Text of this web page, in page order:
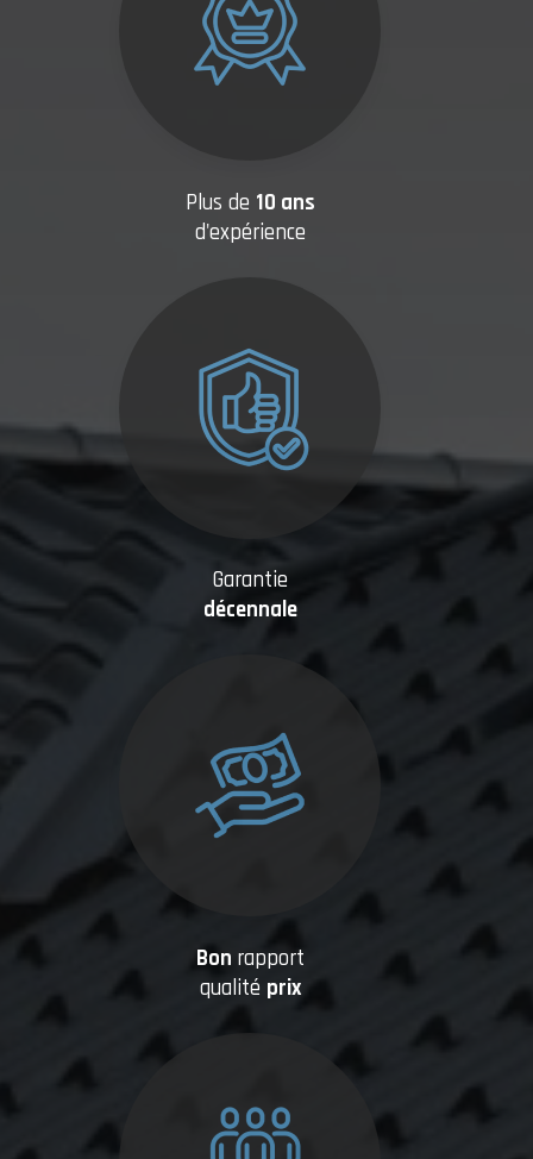
Plus de 10 ans
d'expérience
Garantie
décennale
Bon rapport
qualité prix